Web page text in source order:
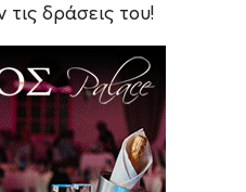
δράσεις του!